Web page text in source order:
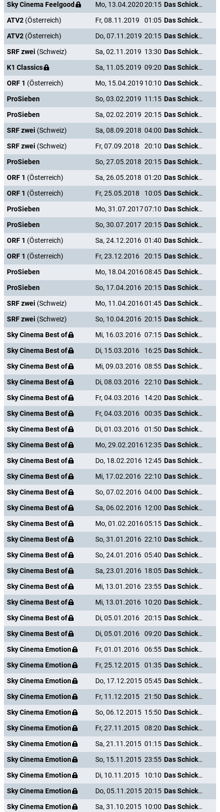
Sky Cinema Feelgood
Mo, 13.04.202020:15
Das Schicksal ist ein mieser Verräter
ATV2 (Österreich) Fr, 08.11.2019 01:05
Das Schicksal ist ein mieser Verräter
ATV2 (Österreich) Do, 07.11.2019 20:15
Das Schicksal ist ein mieser Verräter
SRF zwei (Schweiz) Sa, 02.11.2019 13:30
Das Schicksal ist ein mieser Verräter
K1 Classics
Sa, 11.05.2019 09:20
Das Schicksal ist ein mieser Verräter
ORF 1 (Österreich) Mo, 15.04.2019 10:10
Das Schicksal ist ein mieser Verräter
ProSieben
So, 03.02.2019 11:15
Das Schicksal ist ein mieser Verräter
ProSieben
Sa, 02.02.2019 20:15
Das Schicksal ist ein mieser Verräter
SRF zwei (Schweiz) Sa, 08.09.2018 04:00
Das Schicksal ist ein mieser Verräter
SRF zwei (Schweiz) Fr, 07.09.2018 20:10
Das Schicksal ist ein mieser Verräter
ProSieben
So, 27.05.2018 20:15
Das Schicksal ist ein mieser Verräter
ORF 1 (Österreich) Sa, 26.05.2018 01:20
Das Schicksal ist ein mieser Verräter
ORF 1 (Österreich) Fr, 25.05.2018 10:05
Das Schicksal ist ein mieser Verräter
ProSieben
Mo, 31.07.201707:10
Das Schicksal ist ein mieser Verräter
ProSieben
So, 30.07.2017 20:15
Das Schicksal ist ein mieser Verräter
ORF 1 (Österreich) Sa, 24.12.2016 01:40
Das Schicksal ist ein mieser Verräter
ORF 1 (Österreich) Fr, 23.12.2016 20:15
Das Schicksal ist ein mieser Verräter
ProSieben
Mo, 18.04.201608:45
Das Schicksal ist ein mieser Verräter
ProSieben
So, 17.04.2016 20:15
Das Schicksal ist ein mieser Verräter
SRF zwei (Schweiz) Mo, 11.04.201601:45
Das Schicksal ist ein mieser Verräter
SRF zwei (Schweiz) So, 10.04.2016 20:15
Das Schicksal ist ein mieser Verräter
Sky Cinema Best of
Mi, 16.03.2016 07:15
Das Schicksal ist ein mieser Verräter
Sky Cinema Best of
Di, 15.03.2016 16:25
Das Schicksal ist ein mieser Verräter
Sky Cinema Best of
Mi, 09.03.2016 08:55
Das Schicksal ist ein mieser Verräter
Sky Cinema Best of
Di, 08.03.2016 22:10
Das Schicksal ist ein mieser Verräter
Sky Cinema Best of
Fr, 04.03.2016 14:20
Das Schicksal ist ein mieser Verräter
Sky Cinema Best of
Fr, 04.03.2016 00:35
Das Schicksal ist ein mieser Verräter
Sky Cinema Best of
Di, 01.03.2016 01:50
Das Schicksal ist ein mieser Verräter
Sky Cinema Best of
Mo, 29.02.201612:35
Das Schicksal ist ein mieser Verräter
Sky Cinema Best of
Do, 18.02.2016 12:45
Das Schicksal ist ein mieser Verräter
Sky Cinema Best of
Mi, 17.02.2016 22:10
Das Schicksal ist ein mieser Verräter
Sky Cinema Best of
So, 07.02.2016 04:00
Das Schicksal ist ein mieser Verräter
Sky Cinema Best of
Sa, 06.02.2016 12:00
Das Schicksal ist ein mieser Verräter
Sky Cinema Best of
Mo, 01.02.201605:15
Das Schicksal ist ein mieser Verräter
Sky Cinema Best of
So, 31.01.2016 22:10
Das Schicksal ist ein mieser Verräter
Sky Cinema Best of
So, 24.01.2016 05:40
Das Schicksal ist ein mieser Verräter
Sky Cinema Best of
Sa, 23.01.2016 18:05
Das Schicksal ist ein mieser Verräter
Sky Cinema Best of
Mi, 13.01.2016 23:55
Das Schicksal ist ein mieser Verräter
Sky Cinema Best of
Mi, 13.01.2016 10:20
Das Schicksal ist ein mieser Verräter
Sky Cinema Best of
Di, 05.01.2016 20:15
Das Schicksal ist ein mieser Verräter
Sky Cinema Best of
Di, 05.01.2016 09:20
Das Schicksal ist ein mieser Verräter
Sky Cinema Emotion
Fr, 01.01.2016 06:55
Das Schicksal ist ein mieser Verräter
Sky Cinema Emotion
Fr, 25.12.2015 01:35
Das Schicksal ist ein mieser Verräter
Sky Cinema Emotion
Do, 17.12.2015 05:45
Das Schicksal ist ein mieser Verräter
Sky Cinema Emotion
Fr, 11.12.2015 21:50
Das Schicksal ist ein mieser Verräter
Sky Cinema Emotion
So, 06.12.2015 15:50
Das Schicksal ist ein mieser Verräter
Sky Cinema Emotion
Fr, 27.11.2015 08:20
Das Schicksal ist ein mieser Verräter
Sky Cinema Emotion
Sa, 21.11.2015 01:15
Das Schicksal ist ein mieser Verräter
Sky Cinema Emotion
So, 15.11.2015 23:55
Das Schicksal ist ein mieser Verräter
Sky Cinema Emotion
Di, 10.11.2015 10:10
Das Schicksal ist ein mieser Verräter
Sky Cinema Emotion
Do, 05.11.2015 20:15
Das Schicksal ist ein mieser Verräter
Sky Cinema Emotion
Sa, 31.10.2015 10:00 Das Schicksal ist ein mieser Verräter